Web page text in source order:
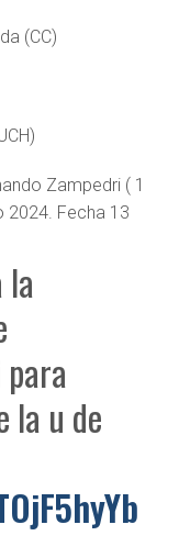
(CC)
Zampedri ( 1
2024. Fecha 13
la
la u de